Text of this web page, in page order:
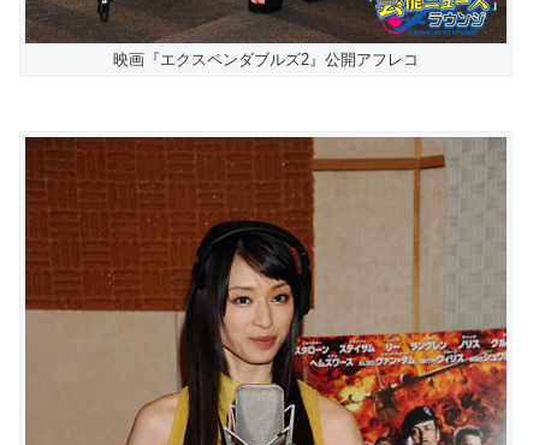
映画『エクスペンダブルズ2』公開アフレコ